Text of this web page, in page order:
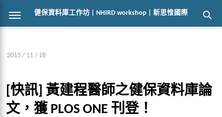
健保資料庫工作坊 | NHIRD workshop | 新思惟國際
2015 / 11 / 18
[快訊] 黃建程醫師之健保資料庫論
文，獲 PLOS ONE 刊登！